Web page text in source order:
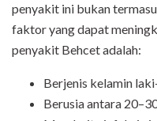
penyakit ini bukan
faktor yang dapat
penyakit Behcet adalah:
Berjenis kelamin
Berusia antara